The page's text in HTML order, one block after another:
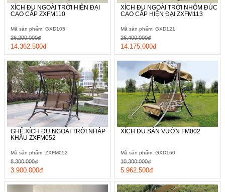
XÍCH ĐU NGOÀI TRỜI HIỆN ĐẠI
CAO CẤP ZXFM110
Mã sản phẩm: GXD105
14.362.500đ
26.200.000đ
XÍCH ĐU NGOÀI TRỜI NHÔM ĐÚC
CAO CẤP HIỆN ĐẠI ZXFM113
Mã sản phẩm: GXD121
14.175.000đ
26.400.000đ
GHẾ XÍCH ĐU NGOÀI TRỜI NHẬP
KHẨU ZXFM052
Mã sản phẩm: ZXFM052
3.900.000đ
8.300.000đ
XÍCH ĐU SÂN VƯỜN FM002
Mã sản phẩm: GXD160
5.962.500đ
10.300.000đ